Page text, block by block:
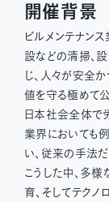
開催背景
ビルメンテナン
設などの清掃、
じ、人々が安全
値を守る極めて
日本社会全体で
業界においても
い、従来の手法
こうした中、多
育、そしてテク